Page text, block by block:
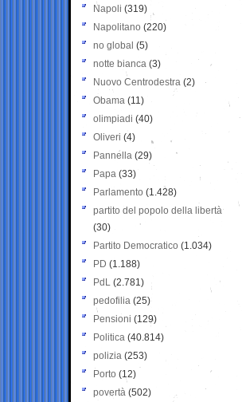
Napoli (319)
Napolitano (220)
no global (5)
notte bianca (3)
Nuovo Centrodestra (2)
Obama (11)
olimpiadi (40)
Oliveri (4)
Pannella (29)
Papa (33)
Parlamento (1.428)
partito del popolo della libertà
(30)
Partito Democratico (1.034)
PD (1.188)
PdL (2.781)
pedofilia (25)
Pensioni (129)
Politica (40.814)
polizia (253)
Porto (12)
povertà (502)